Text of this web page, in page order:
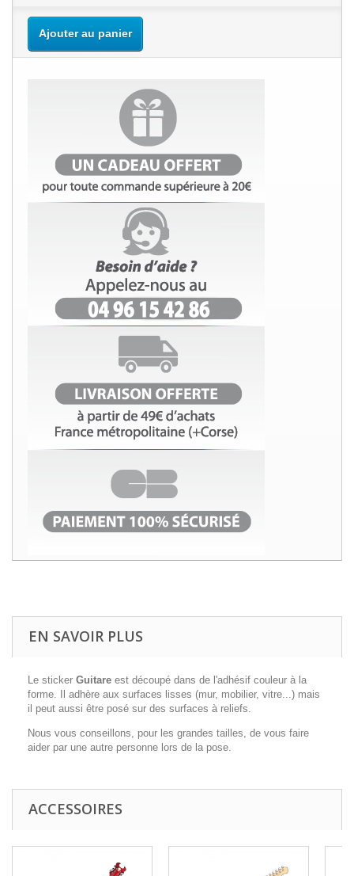
Ajouter au panier
EN SAVOIR PLUS
Le sticker Guitare est découpé dans de l'adhésif couleur à la
forme. Il adhère aux surfaces lisses (mur, mobilier, vitre...) mais
il peut aussi être posé sur des surfaces à reliefs.
Nous vous conseillons, pour les grandes tailles, de vous faire
aider par une autre personne lors de la pose.
ACCESSOIRES